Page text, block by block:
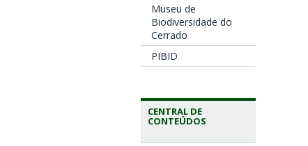
Museu de
Biodiversidade do
Cerrado
PIBID
CENTRAL DE
CONTEÚDOS